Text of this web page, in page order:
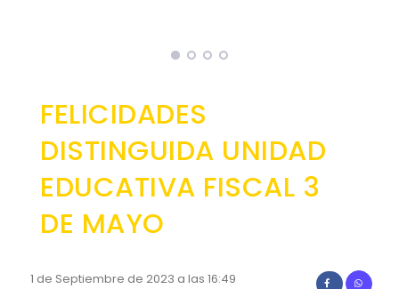
FELICIDADES
DISTINGUIDA UNIDAD
EDUCATIVA FISCAL 3
DE MAYO
1 de Septiembre de 2023 a las 16:49